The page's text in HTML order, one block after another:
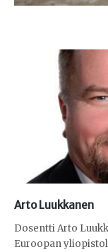
Arto Luukkanen
Dosentti Arto
Euroopan